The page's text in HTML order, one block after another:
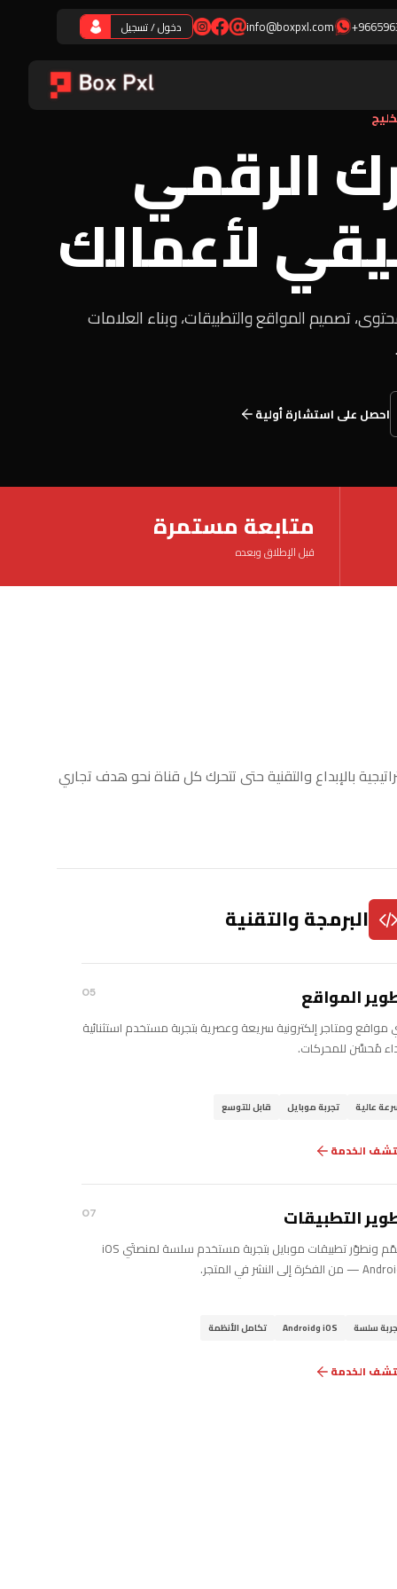
دخول / تسجيل info@boxpxl.com
الرقمي
لأعمالك
تصميم المواقع والتطبيقات، وبناء العلامات
احصل على استشارة أولية
متابعة مستمرة
قبل الإطلاق وبعده
بالإبداع والتقنية حتى تتحرك كل قناة نحو هدف تجاري
البرمجة والتقنية
المواقع 05
مواقع ومتاجر إلكترونية سريعة وعصرية بتجربة مستخدم استثنائية
مُحسَّن للمحركات.
عالية تجربة موبايل قابل للتوسع
الخدمة
التطبيقات 07
نصمّم ونطوّر تطبيقات موبايل بتجربة مستخدم سلسة لمنصتَي iOS
سلسة iOS وAndroid تكامل الأنظمة
الخدمة